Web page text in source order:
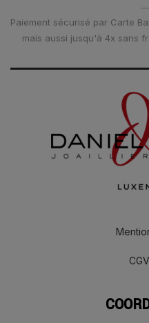
Paiement sécurisé par Carte
mais aussi jusqu'à 4x sans